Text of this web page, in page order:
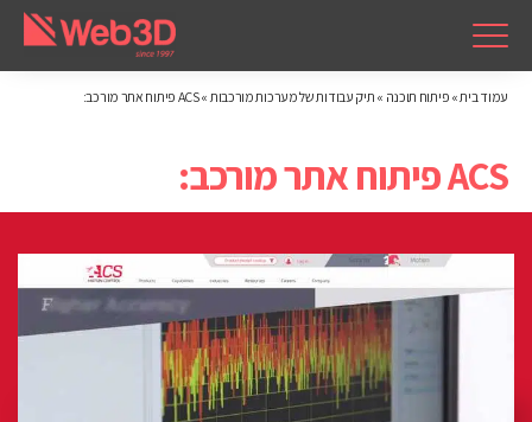
עמוד בית» פיתוח תוכנה » תיק עבודות של מערכות מורכבות »ACS פיתוח אתר מורכב:
ACS פיתוח אתר מורכב: